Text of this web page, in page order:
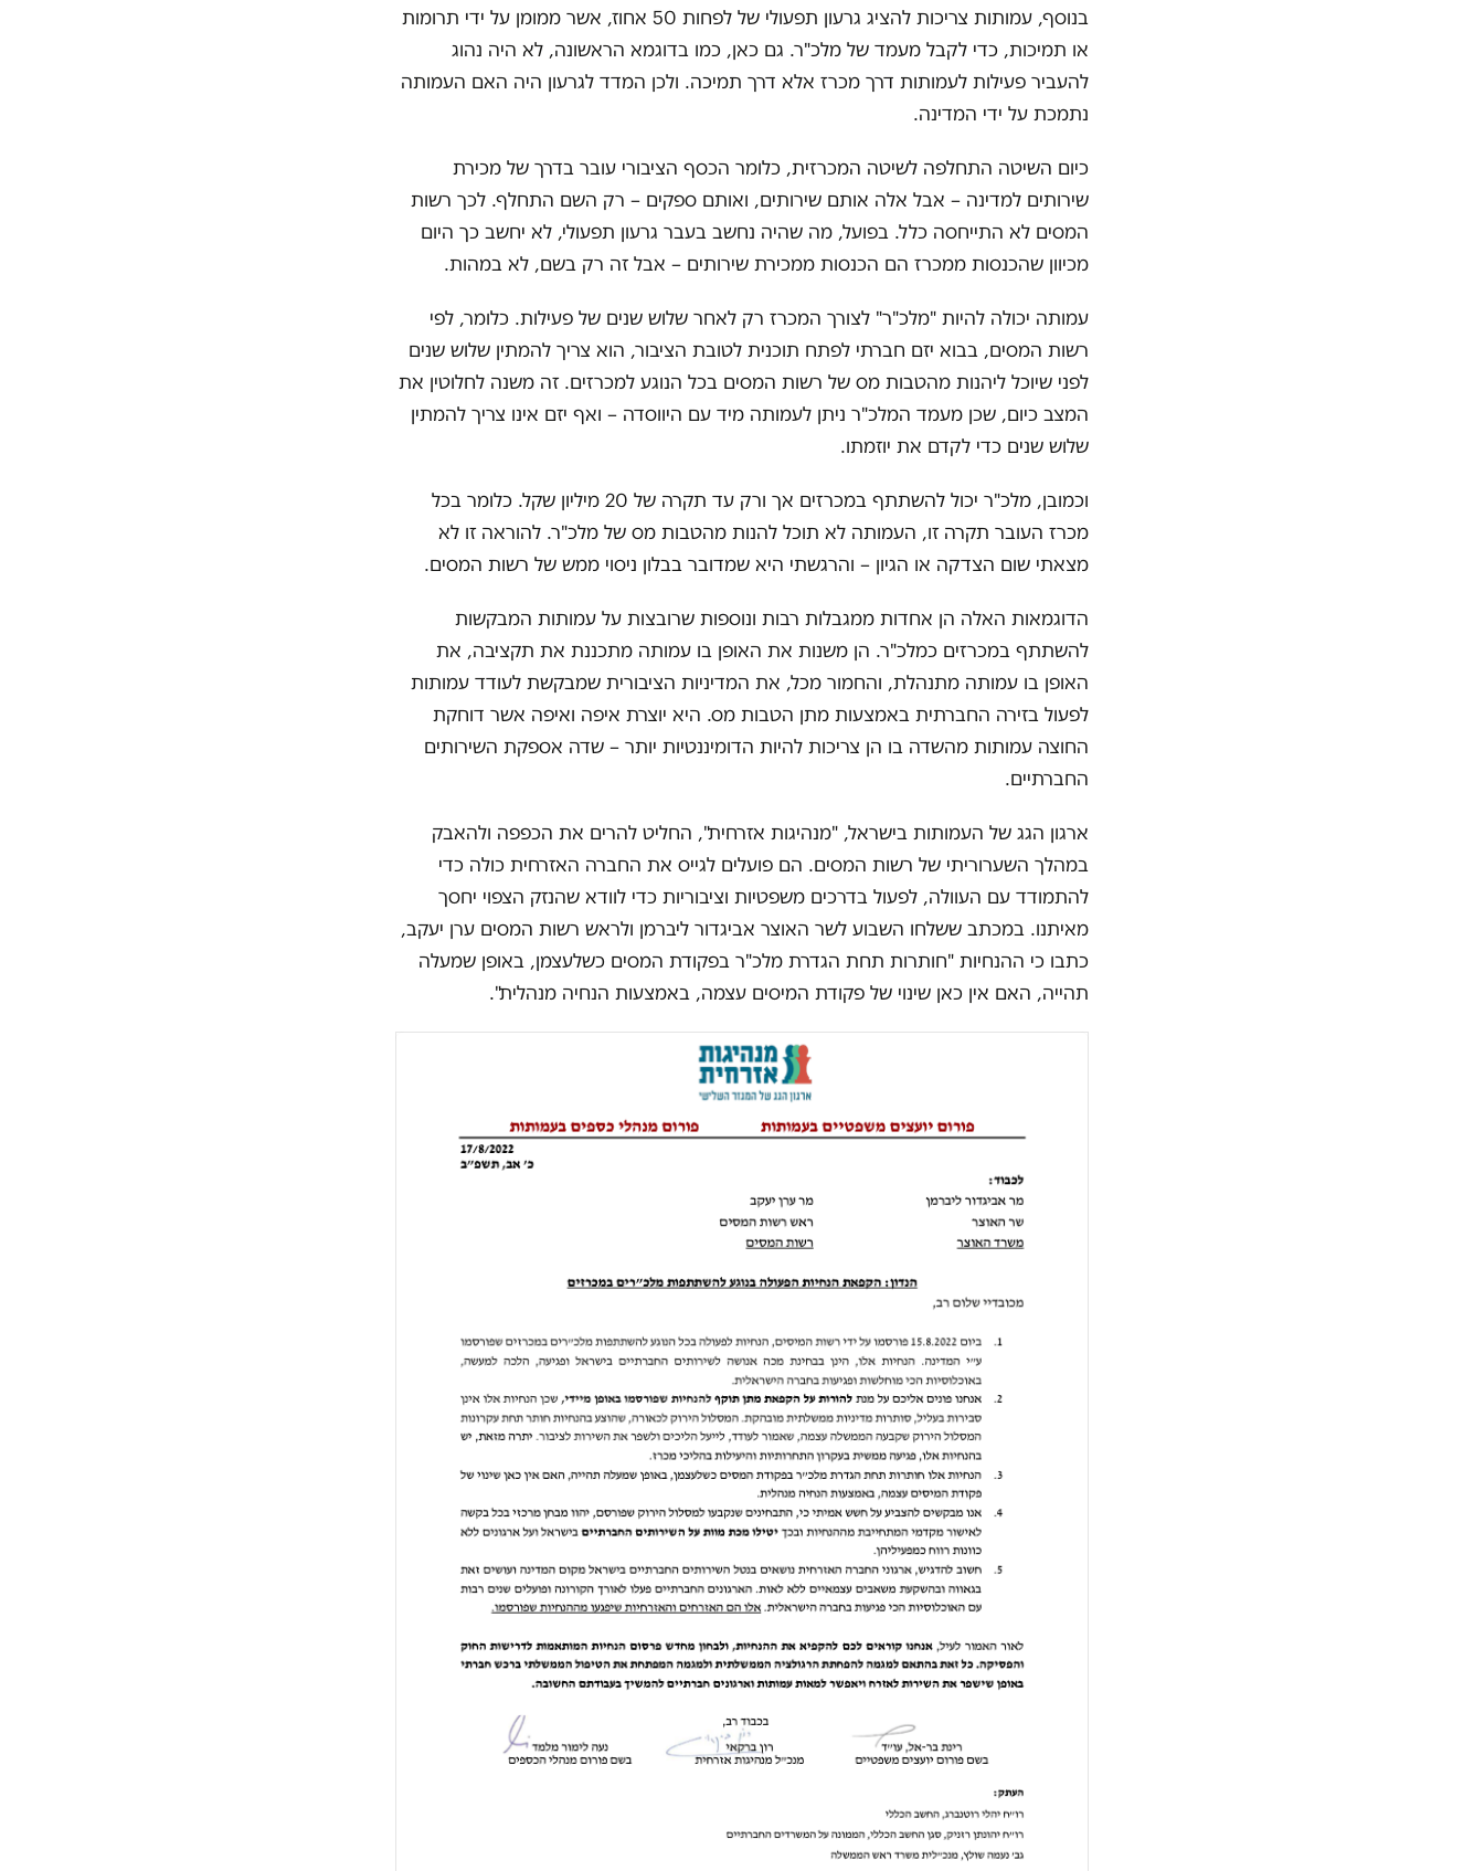
בנוסף, עמותות צריכות להציג גרעון תפעולי של לפחות 50 אחוז, אשר ממומן על ידי תרומות
או תמיכות, כדי לקבל מעמד של מלכ"ר. גם כאן, כמו בדוגמא הראשונה, לא היה נהוג
להעביר פעילות לעמותות דרך מכרז אלא דרך תמיכה. ולכן המדד לגרעון היה האם העמותה
נתמכת על ידי המדינה.
כיום השיטה התחלפה לשיטה המכרזית, כלומר הכסף הציבורי עובר בדרך של מכירת
שירותים למדינה – אבל אלה אותם שירותים, ואותם ספקים – רק השם התחלף. לכך רשות
המסים לא התייחסה כלל. בפועל, מה שהיה נחשב בעבר גרעון תפעולי, לא יחשב כך היום
מכיוון שהכנסות ממכרז הם הכנסות ממכירת שירותים – אבל זה רק בשם, לא במהות.
עמותה יכולה להיות "מלכ"ר" לצורך המכרז רק לאחר שלוש שנים של פעילות. כלומר, לפי
רשות המסים, בבוא יזם חברתי לפתח תוכנית לטובת הציבור, הוא צריך להמתין שלוש שנים
לפני שיוכל ליהנות מהטבות מס של רשות המסים בכל הנוגע למכרזים. זה משנה לחלוטין את
המצב כיום, שכן מעמד המלכ"ר ניתן לעמותה מיד עם היווסדה – ואף יזם אינו צריך להמתין
שלוש שנים כדי לקדם את יוזמתו.
וכמובן, מלכ"ר יכול להשתתף במכרזים אך ורק עד תקרה של 20 מיליון שקל. כלומר בכל
מכרז העובר תקרה זו, העמותה לא תוכל להנות מהטבות מס של מלכ"ר. להוראה זו לא
מצאתי שום הצדקה או הגיון – והרגשתי היא שמדובר בבלון ניסוי ממש של רשות המסים.
הדוגמאות האלה הן אחדות ממגבלות רבות ונוספות שרובצות על עמותות המבקשות
להשתתף במכרזים כמלכ"ר. הן משנות את האופן בו עמותה מתכננת את תקציבה, את
האופן בו עמותה מתנהלת, והחמור מכל, את המדיניות הציבורית שמבקשת לעודד עמותות
לפעול בזירה החברתית באמצעות מתן הטבות מס. היא יוצרת איפה ואיפה אשר דוחקת
החוצה עמותות מהשדה בו הן צריכות להיות הדומיננטיות יותר – שדה אספקת השירותים
החברתיים.
ארגון הגג של העמותות בישראל, "מנהיגות אזרחית", החליט להרים את הכפפה ולהאבק
במהלך השערוריתי של רשות המסים. הם פועלים לגייס את החברה האזרחית כולה כדי
להתמודד עם העוולה, לפעול בדרכים משפטיות וציבוריות כדי לוודא שהנזק הצפוי יחסך
מאיתנו. במכתב ששלחו השבוע לשר האוצר אביגדור ליברמן ולראש רשות המסים ערן יעקב,
כתבו כי ההנחיות "חותרות תחת הגדרת מלכ"ר בפקודת המסים כשלעצמן, באופן שמעלה
תהייה, האם אין כאן שינוי של פקודת המיסים עצמה, באמצעות הנחיה מנהלית".